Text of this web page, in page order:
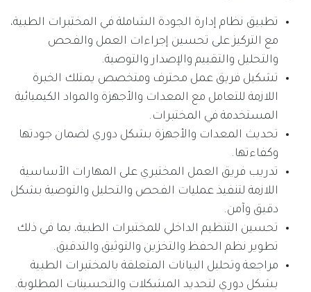
تطبيق نظام إدارة الجودة الشاملة في المختبرات الطبية،
مع التركيز على تحسين إجراءات العمل والفحص
والتحليل والتقييم والإصدار والتوصية.
تشكيل فريق عمل محترف ومتخصص يمتلك الخبرة
اللازمة للتعامل مع المعدات والأجهزة والمواد الكيميائية
المستخدمة في المختبرات.
تحديث المعدات والأجهزة بشكل دوري لضمان جودتها
وكفاءتها.
تدريب فريق العمل المختبري على المهارات الأساسية
اللازمة لتنفيذ عمليات الفحص والتحليل والتوصية بشكل
دقيق وآمن.
تحسين التنظيم الداخلي للمختبرات الطبية، بما في ذلك
تطوير نظم الحفظ والتخزين والتوثيق والتدقيق.
مراجعة وتحليل البيانات المتعلقة بالمختبرات الطبية
بشكل دوري لتحديد المشكلات والتحسينات المطلوبة.